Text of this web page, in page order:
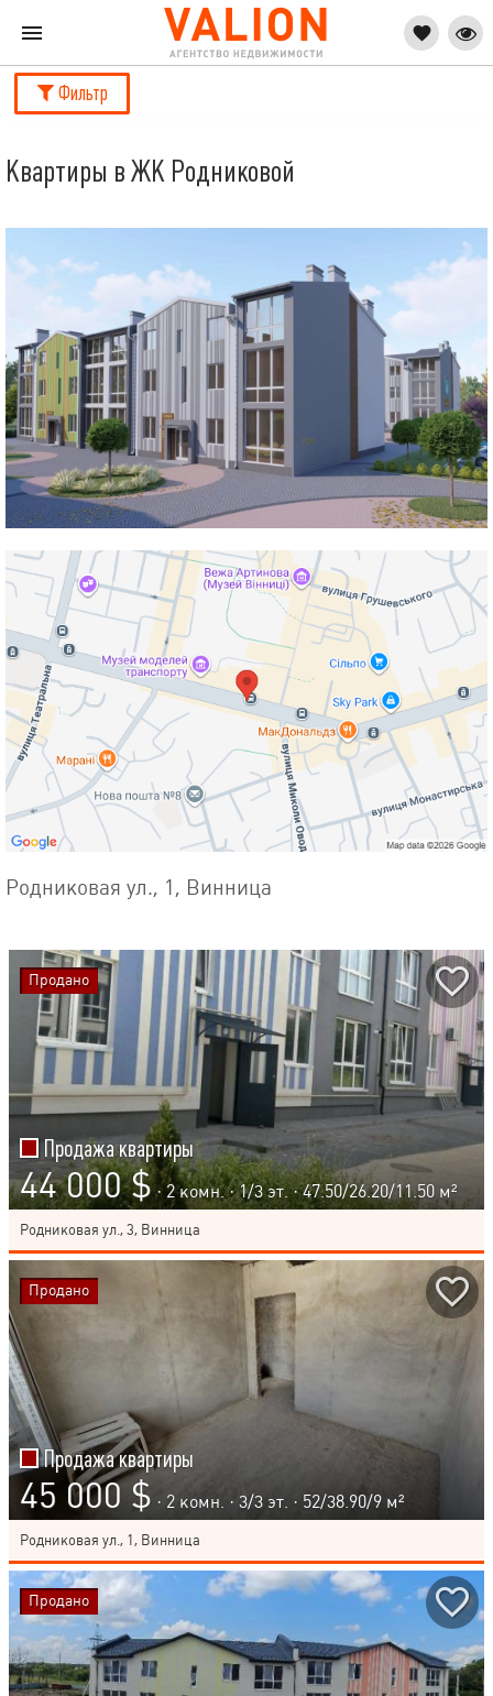
Фильтр
Квартиры в ЖК Родниковой
Родниковая ул., 1, Винница
Продажа квартиры
44 000 $ · 2 комн. ·1/3эт. · 47.50/26.20/11.50 м²
Родниковая ул., 3, Винница
Продано
Продажа квартиры
45 000 $ · 2 комн. · 3/3 эт. · 52/38.90/9 м²
Родниковая ул., 1, Винница
Продано
Продано